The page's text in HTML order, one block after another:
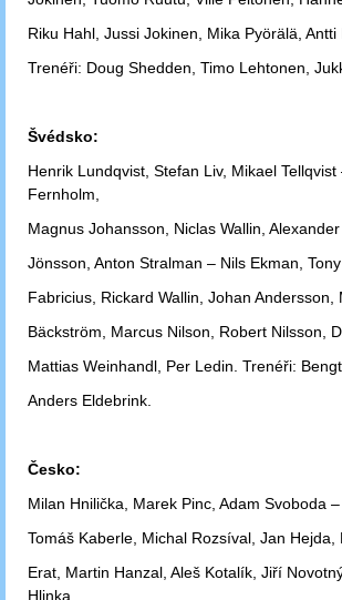
Riku Hahl, Jussi Jokinen, Mika Pyörälä,
Trenéři: Doug Shedden, Timo Lehtonen,
Švédsko:
Henrik Lundqvist, Stefan Liv, Mikael
Fernholm,
Magnus Johansson, Niclas Wallin,
Jönsson, Anton Stralman – Nils Ekman,
Fabricius, Rickard Wallin, Johan
Bäckström, Marcus Nilson, Robert Nilsson,
Mattias Weinhandl, Per Ledin. Trenéři:
Anders Eldebrink.
Česko:
Milan Hnilička, Marek Pinc, Adam Svoboda
Tomáš Kaberle, Michal Rozsíval, Jan
Erat, Martin Hanzal, Aleš Kotalík, Jiří
Hlinka,